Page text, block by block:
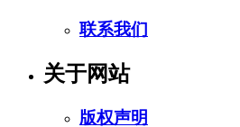
联系我们
关于网站
版权声明